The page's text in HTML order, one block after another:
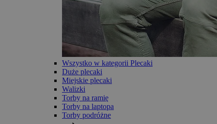
Wszystko w kategorii Plecaki
Duże plecaki
Miejskie plecaki
Walizki
Torby na ramię
Torby na laptopa
Torby podróżne